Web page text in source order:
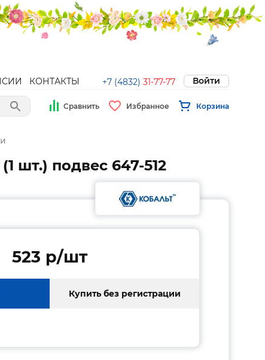
КОНТАКТЫ +7 (4832) 31-77-77 Войти
Сравнить Избранное Корзина
шт.) подвес 647-512
523 p/шт
Купить без регистрации